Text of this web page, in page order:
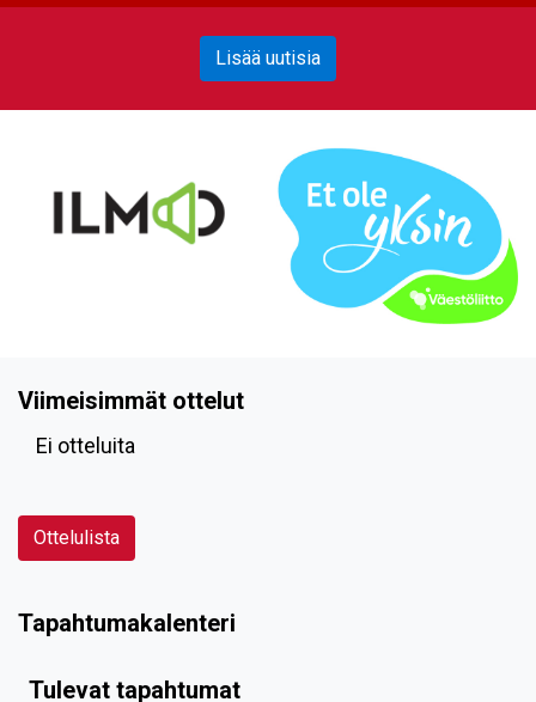
Lisää uutisia
Viimeisimmät ottelut
Ei otteluita
Ottelulista
Tapahtumakalenteri
Tulevat tapahtumat